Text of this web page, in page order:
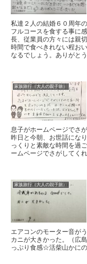
私達２人の結婚６０周年
フルコースを食する事に
長、従業員の方々には親
時間で食べきれない程お
なるでしょう。ありがと
家族旅行（大人の親子旅）
息子がホームページでさ
昨日と今朝、お世話にな
っくりと素敵な時間を過
ームページでさがしてく
家族旅行（大人の親子旅）
エアコンのモーター音が
カニが大きかった。（
っぷり食感☆活柴山かに